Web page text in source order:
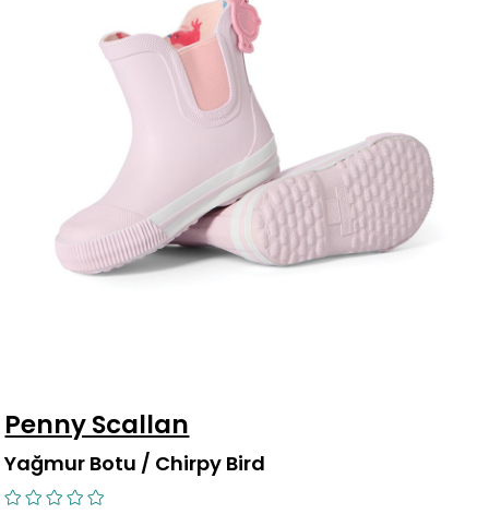
Penny Scallan
Yağmur Botu / Chirpy Bird